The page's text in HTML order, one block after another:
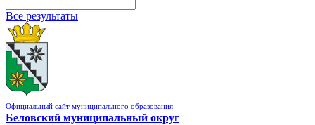
Все результаты
Официальный сайт муниципального образования
Беловский муниципальный округ